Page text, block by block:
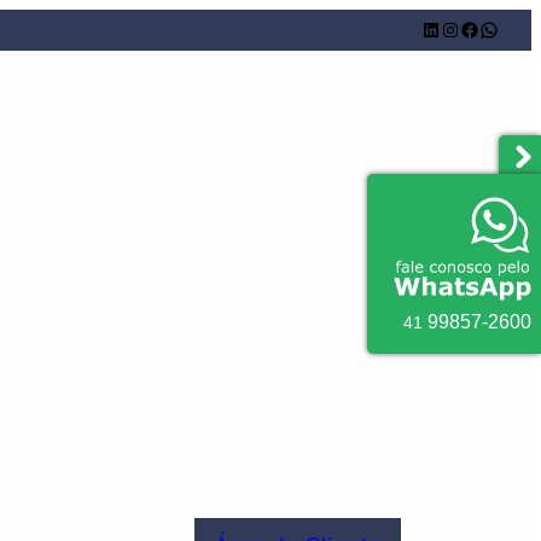
Linkedin InstagramFacebook Whatsapp
41 99857-2600